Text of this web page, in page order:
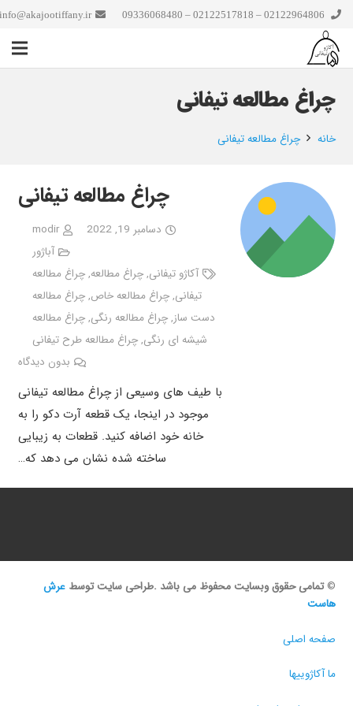
چراغ مطالعه تیفانی
خانه چراغ مطالعه تیفانی
چراغ مطالعه تیفانی
دسامبر 19, 2022
modir
آباژور
آکاژو تیفانی,چراغ مطالعه,چراغ مطالعه
تیفانی,چراغ مطالعه خاص,چراغ مطالعه
دست ساز,چراغ مطالعه رنگی,چراغ مطالعه
شیشه ای رنگی,چراغ مطالعه طرح تیفانی
بدون دیدگاه
با طیف های وسیعی از چراغ مطالعه تیفانی
موجود در اینجا، یک قطعه آرت دکو را به
خانه خود اضافه کنید. قطعات به زیبایی
ساخته شده نشان می دهد که…
©تمامی حقوق وبسایت محفوظ می باشد .طراحی سایت توسطعرش
هاست
صفحه اصلی
ما آکاژوییها